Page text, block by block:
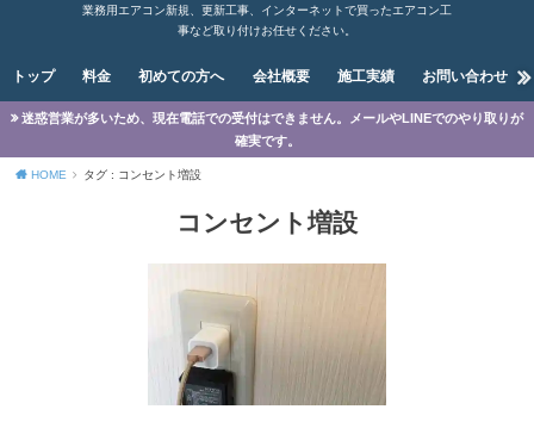
業務用エアコン新規、更新工事、インターネットで買ったエアコン工
事など取り付けお任せください。
トップ 料金 初めての方へ 会社概要 施工実績 お問い合わせ
迷惑営業が多いため、現在電話での受付はできません。メールやLINEでのやり取りが
確実です。
HOME タグ : コンセント増設
コンセント増設